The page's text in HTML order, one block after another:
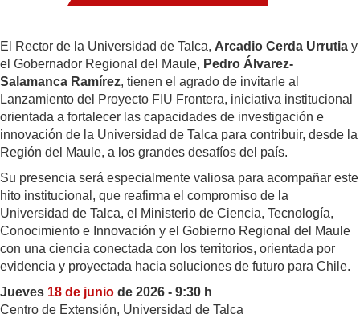
El Rector de la Universidad de Talca, Arcadio Cerda Urrutia y
el Gobernador Regional del Maule, Pedro Álvarez-
Salamanca Ramírez, tienen el agrado de invitarle al
Lanzamiento del Proyecto FIU Frontera, iniciativa institucional
orientada a fortalecer las capacidades de investigación e
innovación de la Universidad de Talca para contribuir, desde la
Región del Maule, a los grandes desafíos del país.
Su presencia será especialmente valiosa para acompañar este
hito institucional, que reafirma el compromiso de la
Universidad de Talca, el Ministerio de Ciencia, Tecnología,
Conocimiento e Innovación y el Gobierno Regional del Maule
con una ciencia conectada con los territorios, orientada por
evidencia y proyectada hacia soluciones de futuro para Chile.
Jueves 18 de junio de 2026 - 9:30 h
Centro de Extensión, Universidad de Talca